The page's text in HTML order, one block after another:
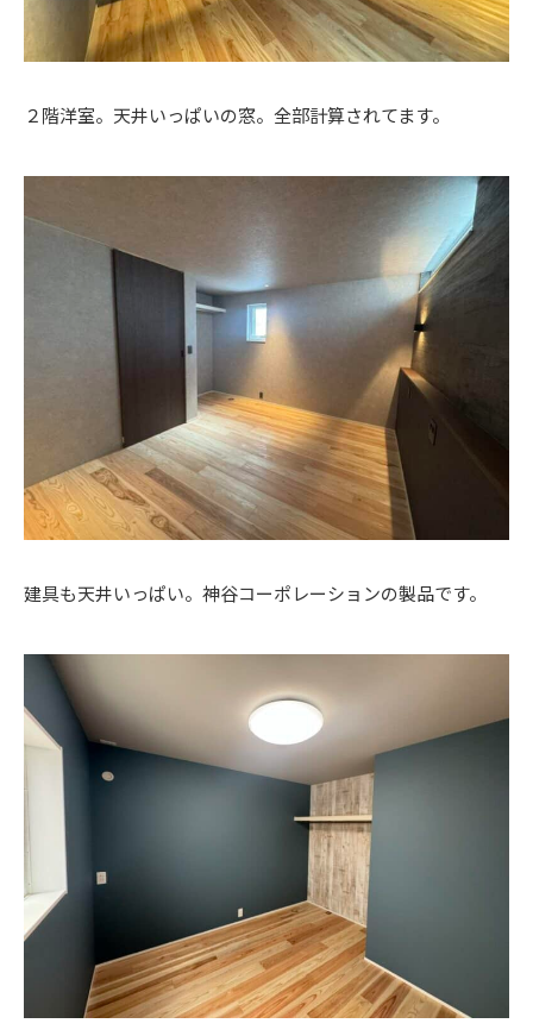
２階洋室。天井いっぱいの窓。全部計算されてます。
建具も天井いっぱい。神谷コーポレーションの製品です。